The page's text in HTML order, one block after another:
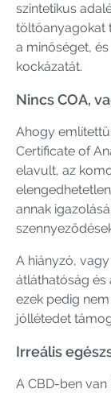
szintetikus
töltőanyagokat
a minőséget,
kockázatát.
Nincs COA,
Ahogy
Certificate of
elavult, az
annak
A hiányzó,
átláthatóság és
ezek pedig
jóllétedet
Irreális
A CBD-ben